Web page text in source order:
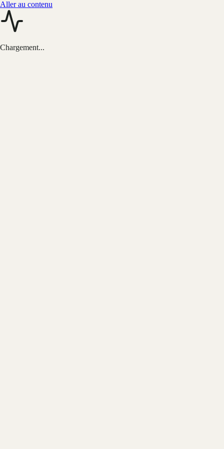
Aller au contenu
Chargement...